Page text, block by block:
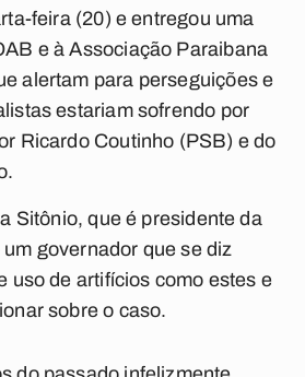
feira (20) e entregou uma
e à Associação Paraibana
alertam para perseguições e
estariam sofrendo por
Ricardo Coutinho (PSB) e do
Sitônio, que é presidente da
governador que se diz
uso de artifícios como estes e
sobre o caso.